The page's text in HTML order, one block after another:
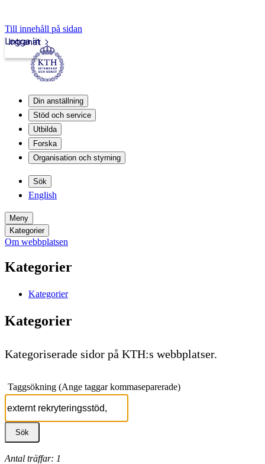
Till innehåll på sidan
Intranät
Logga in
Din anställning
Stöd och service
Utbilda
Forska
Organisation och styrning
Sök
English
Meny
Kategorier
Om webbplatsen
Kategorier
Kategorier
Kategorier
Kategoriserade sidor på KTH:s webbplatser.
Taggsökning (Ange taggar kommaseparerade)
Antal träffar: 1